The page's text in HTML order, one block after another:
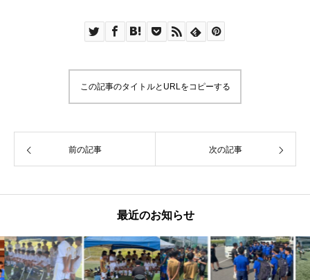
この記事のタイトルとURLをコピーする
前の記事 次の記事
最近のお知らせ